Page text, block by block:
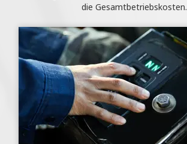
die Gesamtbetriebskosten.